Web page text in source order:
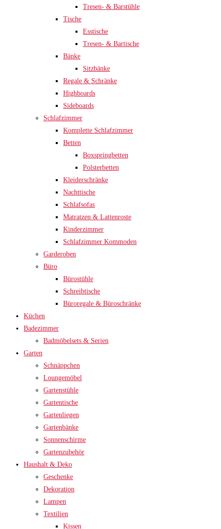
Tresen- & Barstühle
Tische
Esstische
Tresen- & Bartische
Bänke
Sitzbänke
Regale & Schränke
Highboards
Sideboards
Schlafzimmer
Komplette Schlafzimmer
Betten
Boxspringbetten
Polsterbetten
Kleiderschränke
Nachttische
Schlafsofas
Matratzen & Lattenroste
Kinderzimmer
Schlafzimmer Kommoden
Garderoben
Büro
Bürostühle
Schreibtische
Büroregale & Büroschränke
Küchen
Badezimmer
Badmöbelsets & Serien
Garten
Schnäppchen
Loungemöbel
Gartenstühle
Gartentische
Gartenliegen
Gartenbänke
Sonnenschirme
Gartenzubehör
Haushalt & Deko
Geschenke
Dekoration
Lampen
Textilien
Kissen